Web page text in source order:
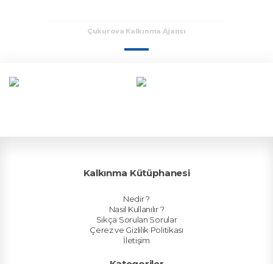
Çukurova Kalkınma Ajansı
Kalkınma Kütüphanesi
Nedir ?
Nasıl Kullanılır ?
Sıkça Sorulan Sorular
Çerez ve Gizlilik Politikası
İletişim